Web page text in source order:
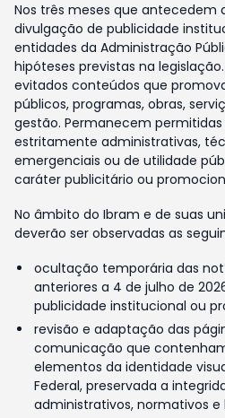
Nos três meses que antecedem
divulgação de publicidade
entidades da Administração
hipóteses previstas na
evitados conteúdos que
públicos, programas, obras,
gestão. Permanecem
estritamente administrativas,
emergenciais ou de utilidade
caráter publicitário ou
No âmbito do Ibram e de suas
deverão ser observadas as
ocultação temporária das
anteriores a 4 de julho de
publicidade institucional ou
revisão e adaptação das
comunicação que
elementos da identidade
Federal, preservada a
administrativos, normativos e